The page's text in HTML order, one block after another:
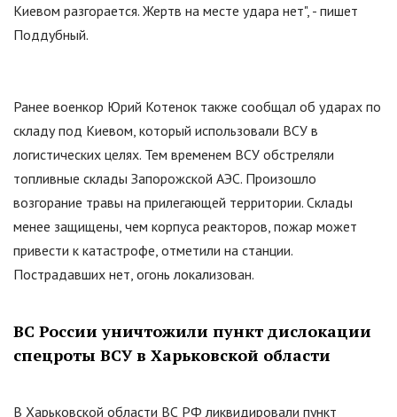
Киевом разгорается. Жертв на месте удара нет", - пишет
Поддубный.
Ранее военкор Юрий Котенок также сообщал об ударах по
складу под Киевом, который использовали ВСУ в
логистических целях. Тем временем ВСУ обстреляли
топливные склады Запорожской АЭС. Произошло
возгорание травы на прилегающей территории. Склады
менее защищены, чем корпуса реакторов, пожар может
привести к катастрофе, отметили на станции.
Пострадавших нет, огонь локализован.
ВС России уничтожили пункт дислокации
спецроты ВСУ в Харьковской области
В Харьковской области ВС РФ ликвидировали пункт